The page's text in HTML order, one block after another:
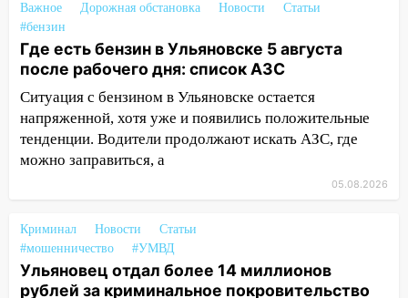
12:49
летнюю женщину на пешеходном
переходе
12:40 В Новой Малыкле Mitsubishi сбил
велосипедиста на перекрёстке
12:21
Заволжье ушло под воду после
ливня: дорожникам пришлось срочно
10:40
Новый мост через Свиягу в
Ульяновске планируют открыть к
сентябрю
Важное Дорожная обстановка Новости
Статьи
#бензин
Где есть бензин в Ульяновске 5 августа
после рабочего дня: список АЗС
Ситуация с бензином в Ульяновске остается
напряженной, хотя уже и появились положительные
тенденции. Водители продолжают искать АЗС, где
можно заправиться, а
05.08.2026
Криминал Новости
Статьи
#мошенничество
#УМВД
Ульяновец отдал более 14 миллионов
рублей за криминальное покровительство